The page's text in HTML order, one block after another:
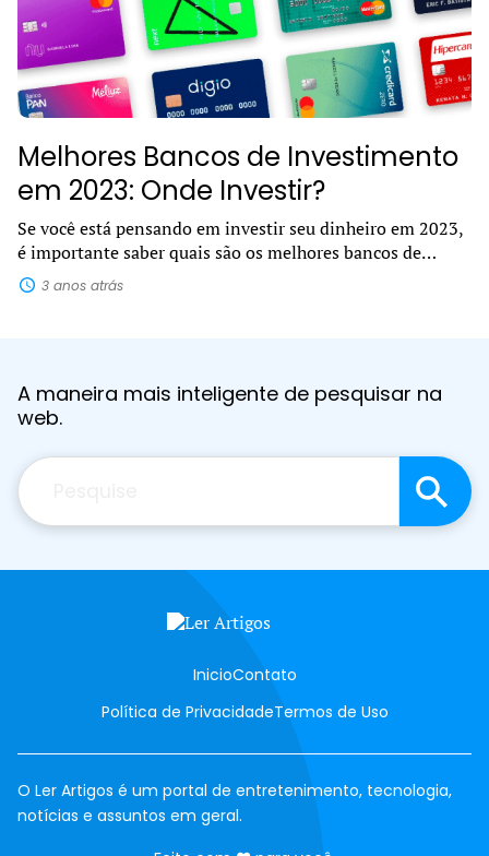
Melhores Bancos de Investimento
em 2023: Onde Investir?
Se você está pensando em investir seu dinheiro em 2023,
é importante saber quais são os melhores bancos de
investimento. Com tantas opções disponíveis no
mercado, pode ser difícil decidir...
3 anos atrás
A maneira mais inteligente de pesquisar na
web.
Pesquisar
InicioContato
Política de PrivacidadeTermos de Uso
O Ler Artigos é um portal de entretenimento, tecnologia,
notícias e assuntos em geral.